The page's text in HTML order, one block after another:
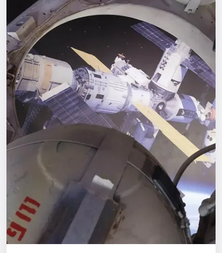
Экскурсии
Спорт
События
Города
Площадки
Артисты
Рейтинги